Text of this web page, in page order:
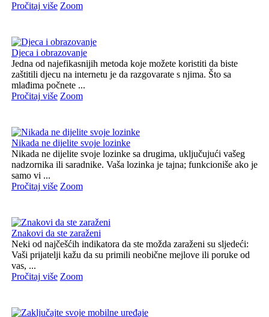
Pročitaj više Zoom
Djeca i obrazovanje
Jedna od najefikasnijih metoda koje možete koristiti da biste
zaštitili djecu na internetu je da razgovarate s njima. Što sa
mlađima počnete ...
Pročitaj više Zoom
Nikada ne dijelite svoje lozinke
Nikada ne dijelite svoje lozinke sa drugima, uključujući vašeg
nadzornika ili saradnike. Vaša lozinka je tajna; funkcioniše ako je
samo vi ...
Pročitaj više Zoom
Znakovi da ste zaraženi
Neki od najčešćih indikatora da ste možda zaraženi su sljedeći:
Vaši prijatelji kažu da su primili neobične mejlove ili poruke od
vas, ...
Pročitaj više Zoom